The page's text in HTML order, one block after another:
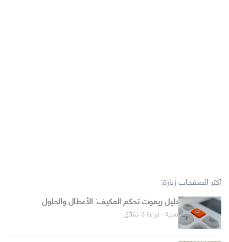
أكثر الصفحات زيارة:
دليل ريموت تحكم المكيف: الأعطال والحلول
تقنية · قراءة 3 دقائق